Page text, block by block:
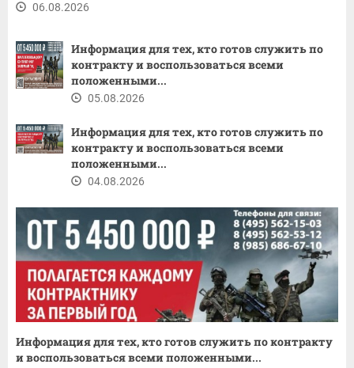
06.08.2026
Информация для тех, кто готов служить по
контракту и воспользоваться всеми
положенными...
05.08.2026
Информация для тех, кто готов служить по
контракту и воспользоваться всеми
положенными...
04.08.2026
Информация для тех, кто готов служить по контракту
и воспользоваться всеми положенными...